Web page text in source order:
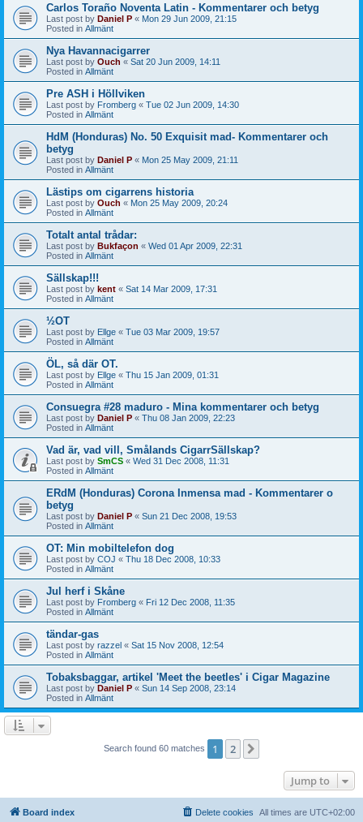
Carlos Toraño Noventa Latin - Kommentarer och betyg
Last post by Daniel P « Mon 29 Jun 2009, 21:15
Posted in Allmänt
Nya Havannacigarrer
Last post by Ouch « Sat 20 Jun 2009, 14:11
Posted in Allmänt
Pre ASH i Höllviken
Last post by Fromberg « Tue 02 Jun 2009, 14:30
Posted in Allmänt
HdM (Honduras) No. 50 Exquisit mad- Kommentarer och
betyg
Last post by Daniel P « Mon 25 May 2009, 21:11
Posted in Allmänt
Lästips om cigarrens historia
Last post by Ouch « Mon 25 May 2009, 20:24
Posted in Allmänt
Totalt antal trådar:
Last post by Bukfaçon « Wed 01 Apr 2009, 22:31
Posted in Allmänt
Sällskap!!!
Last post by kent « Sat 14 Mar 2009, 17:31
Posted in Allmänt
½OT
Last post by Ellge « Tue 03 Mar 2009, 19:57
Posted in Allmänt
ÖL, så där OT.
Last post by Ellge « Thu 15 Jan 2009, 01:31
Posted in Allmänt
Consuegra #28 maduro - Mina kommentarer och betyg
Last post by Daniel P « Thu 08 Jan 2009, 22:23
Posted in Allmänt
Vad är, vad vill, Smålands CigarrSällskap?
Last post by SmCS « Wed 31 Dec 2008, 11:31
Posted in Allmänt
ERdM (Honduras) Corona Inmensa mad - Kommentarer o
betyg
Last post by Daniel P « Sun 21 Dec 2008, 19:53
Posted in Allmänt
OT: Min mobiltelefon dog
Last post by COJ « Thu 18 Dec 2008, 10:33
Posted in Allmänt
Jul herf i Skåne
Last post by Fromberg « Fri 12 Dec 2008, 11:35
Posted in Allmänt
tändar-gas
Last post by razzel « Sat 15 Nov 2008, 12:54
Posted in Allmänt
Tobaksbaggar, artikel 'Meet the beetles' i Cigar Magazine
Last post by Daniel P « Sun 14 Sep 2008, 23:14
Posted in Allmänt
Search found 60 matches 1 2
Jump to
Board index All times are UTC+02:00
Delete cookies